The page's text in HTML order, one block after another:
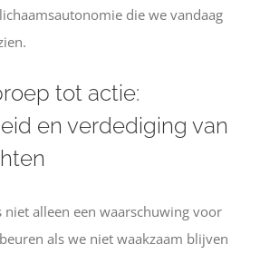
die we vandaag
tot actie:
en verdediging van
niet alleen een waarschuwing voor
als we niet waakzaam blijven